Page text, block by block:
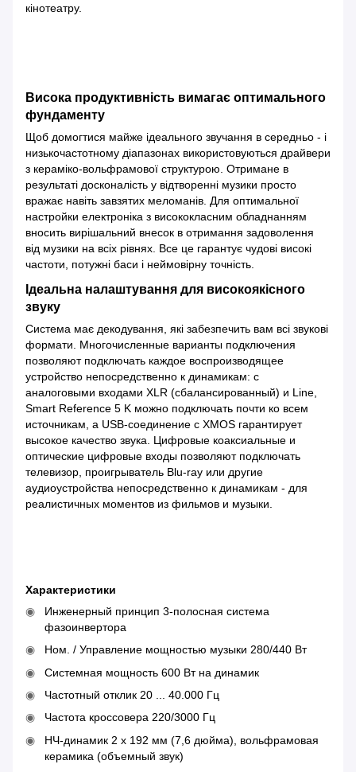
кінотеатру.
Висока продуктивність вимагає оптимального
фундаменту
Щоб домогтися майже ідеального звучання в середньо - і
низькочастотному діапазонах використовуються драйвери
з кераміко-вольфрамової структурою. Отримане в
результаті досконалість у відтворенні музики просто
вражає навіть завзятих меломанів. Для оптимальної
настройки електроніка з висококласним обладнанням
вносить вирішальний внесок в отримання задоволення
від музики на всіх рівнях. Все це гарантує чудові високі
частоти, потужні баси і неймовірну точність.
Ідеальна налаштування для високоякісного
звуку
Система має декодування, які забезпечить вам всі звукові
формати. Многочисленные варианты подключения
позволяют подключать каждое воспроизводящее
устройство непосредственно к динамикам: с
аналоговыми входами XLR (сбалансированный) и Line,
Smart Reference 5 K можно подключать почти ко всем
источникам, а USB-соединение с XMOS гарантирует
высокое качество звука. Цифровые коаксиальные и
оптические цифровые входы позволяют подключать
телевизор, проигрыватель Blu-ray или другие
аудиоустройства непосредственно к динамикам - для
реалистичных моментов из фильмов и музыки.
Характеристики
Инженерный принцип 3-полосная система
фазоинвертора
Ном. / Управление мощностью музыки 280/440 Вт
Системная мощность 600 Вт на динамик
Частотный отклик 20 ... 40.000 Гц
Частота кроссовера 220/3000 Гц
НЧ-динамик 2 x 192 мм (7,6 дюйма), вольфрамовая
керамика (объемный звук)